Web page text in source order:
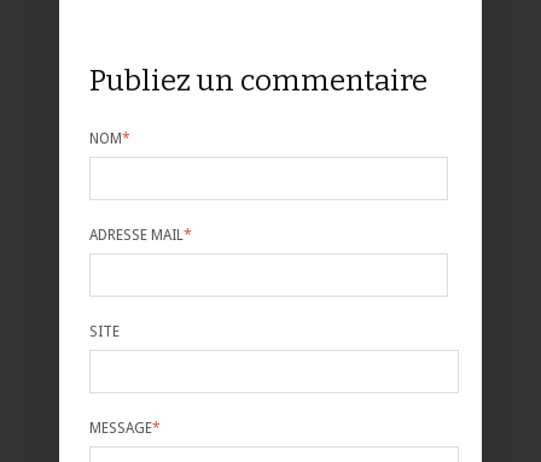
Publiez un commentaire
NOM*
ADRESSE MAIL *
SITE
MESSAGE*